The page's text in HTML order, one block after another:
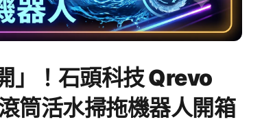
」！石頭科技 Qrevo
筒活水掃拖機器人開箱